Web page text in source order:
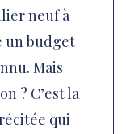
neuf à
un budget
Mais
? C’est la
qui